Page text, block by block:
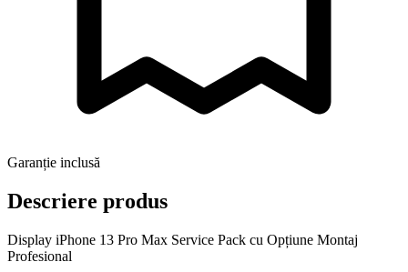
Garanție inclusă
Descriere produs
Display iPhone 13 Pro Max Service Pack cu Opțiune Montaj
Profesional